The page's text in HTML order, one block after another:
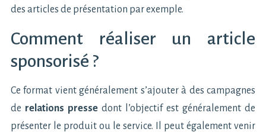
des articles de présentation par exemple.
Comment réaliser un article
sponsorisé ?
Ce format vient généralement s’ajouter à des campagnes
de relations pressedont l’objectif est généralement de
présenter le produit ou le service. Il peut également venir